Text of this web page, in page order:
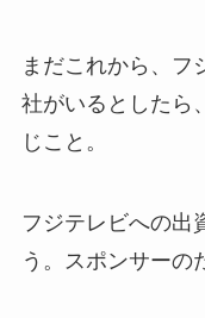
まだこれから、フ
社がいるとしたら
じこと。
フジテレビへの出
う。スポンサーの